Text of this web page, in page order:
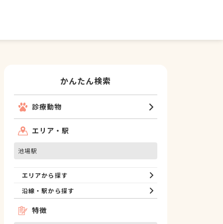
かんたん検索
診療動物
エリア・駅
池場駅
エリアから探す
沿線・駅から探す
特徴